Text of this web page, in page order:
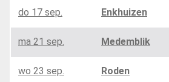
do 17 sep. Enkhuizen
ma 21 sep. Medemblik
wo 23 sep. Roden